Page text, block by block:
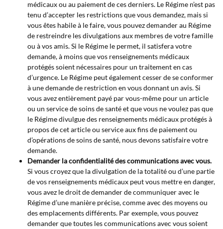
médicaux ou au paiement de ces derniers. Le Régime n’est pas
tenu d’accepter les restrictions que vous demandez, mais si
vous êtes habile à le faire, vous pouvez demander au Régime
de restreindre les divulgations aux membres de votre famille
ou à vos amis. Si le Régime le permet, il satisfera votre
demande, à moins que vos renseignements médicaux
protégés soient nécessaires pour un traitement en cas
d’urgence. Le Régime peut également cesser de se conformer
à une demande de restriction en vous donnant un avis. Si
vous avez entièrement payé par vous-même pour un article
ou un service de soins de santé et que vous ne voulez pas que
le Régime divulgue des renseignements médicaux protégés à
propos de cet article ou service aux fins de paiement ou
d’opérations de soins de santé, nous devons satisfaire votre
demande.
Demander la confidentialité des communications avec vous.
Si vous croyez que la divulgation de la totalité ou d’une partie
de vos renseignements médicaux peut vous mettre en danger,
vous avez le droit de demander de communiquer avec le
Régime d’une manière précise, comme avec des moyens ou
des emplacements différents. Par exemple, vous pouvez
demander que toutes les communications avec vous soient